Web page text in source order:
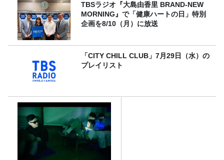
TBSラジオ『大島由香里 BRAND-NEW
MORNING』で「健康ハートの日」特別
企画を8/10（月）に放送
「CITY CHILL CLUB」7月29日（水）の
プレイリスト